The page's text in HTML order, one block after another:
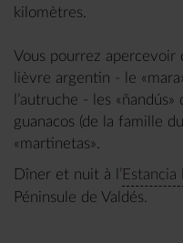
kilomètres.
Vous pourrez apercevoir
lièvre argentin - le
l’autruche - les
guanacos (de la famille
«martinetas».
Dîner et nuit à l’Estancia
Péninsule de Valdés.